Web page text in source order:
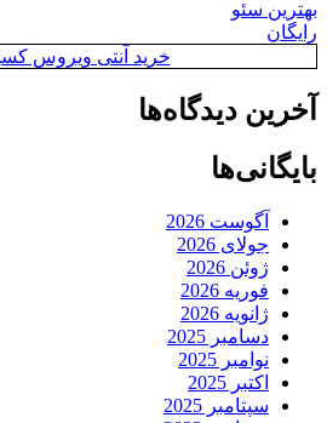
بهترین سئو
رایگان
خرید آنتی ویروس
آخرین دیدگاه‌ها
بایگانی‌ها
آگوست 2026
جولای 2026
ژوئن 2026
فوریه 2026
ژانویه 2026
دسامبر 2025
نوامبر 2025
اکتبر 2025
سپتامبر 2025